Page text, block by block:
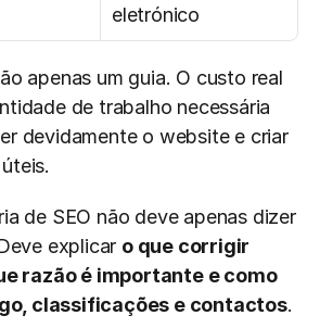
eletrónico
apenas um guia. O custo real
de trabalho necessária
devidamente o website e criar
de SEO não deve apenas dizer
explicar o que corrigir
razão é importante e como
classificações e contactos.